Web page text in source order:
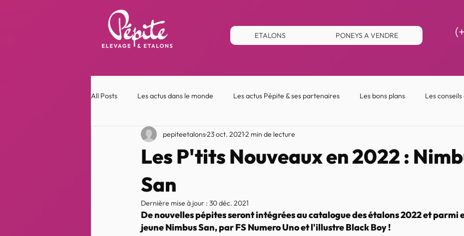
ETALONS PONEYS A VENDRE
All Posts Les actus dans le monde Les actus Pépite & ses partenaires Les bons plans Les
Les P'tits Nouveaux en 2022 :
San
pepiteetalons23 oct. 2021 2 min de lecture
Dernière mise à jour : 30 déc. 2021
De nouvelles pépites seront intégrées au catalogue des étalons 2022 et parmi
jeune Nimbus San, par FS Numero Uno et l'illustre Black Boy !